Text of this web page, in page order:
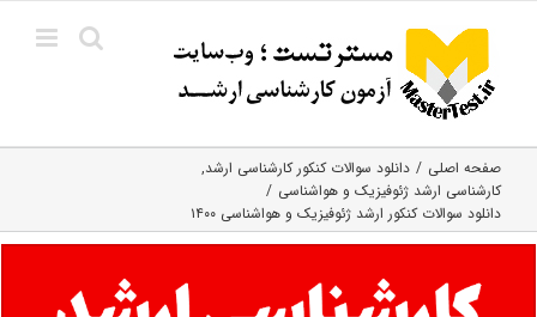
content
صفحه اصلی
دانلود سوالات کنکور کارشناسی ارشد
کارشناسی ارشد ژئوفیزیک و هواشناسی
دانلود سوالات کنکور ارشد ژئوفیزیک و هواشناسی ۱۴۰۰